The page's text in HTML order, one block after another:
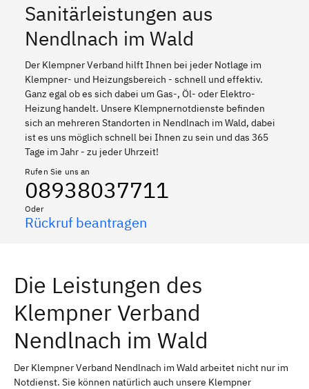
Sanitärleistungen aus
Nendlnach im Wald
Der Klempner Verband hilft Ihnen bei jeder Notlage im
Klempner- und Heizungsbereich - schnell und effektiv.
Ganz egal ob es sich dabei um Gas-, Öl- oder Elektro-
Heizung handelt. Unsere Klempnernotdienste befinden
sich an mehreren Standorten in Nendlnach im Wald, dabei
ist es uns möglich schnell bei Ihnen zu sein und das 365
Tage im Jahr - zu jeder Uhrzeit!
Rufen Sie uns an
08938037711
Oder
Rückruf beantragen
Die Leistungen des
Klempner Verband
Nendlnach im Wald
Der Klempner Verband Nendlnach im Wald arbeitet nicht nur im
Notdienst. Sie können natürlich auch unsere Klempner